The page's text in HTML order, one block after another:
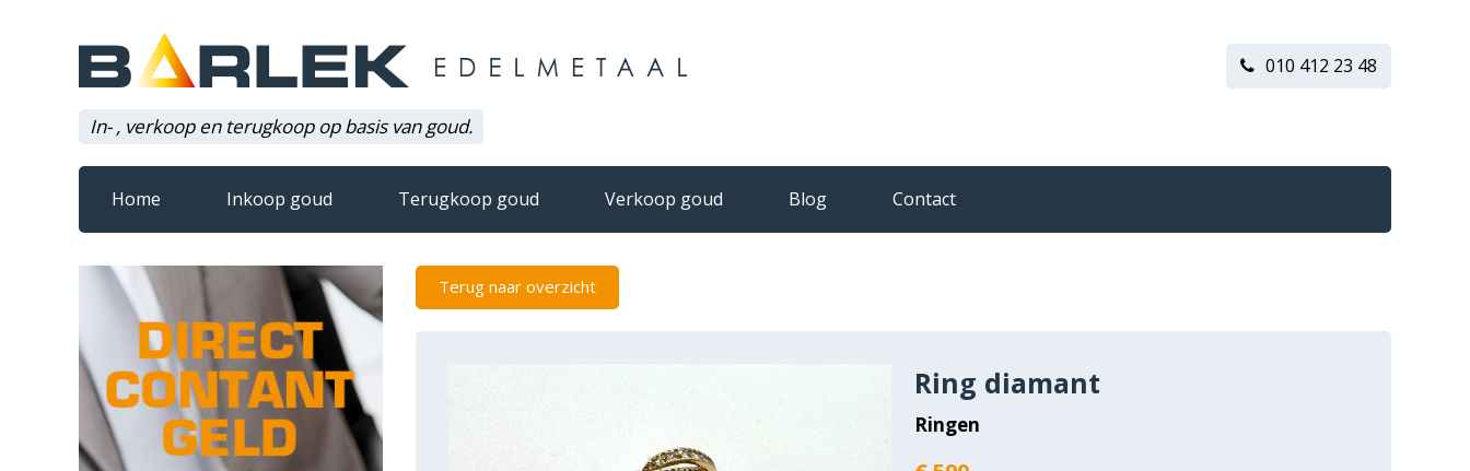
In- , verkoop en terugkoop op basis van goud.
010 412 23 48
Home Inkoop goud Terugkoop goud Verkoop goud Blog Contact
Terug naar overzicht
Ring diamant
Ringen